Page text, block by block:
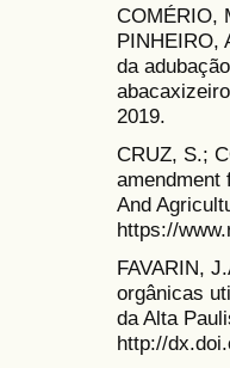
COMÉRIO,
PINHEIRO,
da
2019.
CRUZ, S.;
amendment
And
https://
FAVARIN,
orgânicas
da Alta
http://